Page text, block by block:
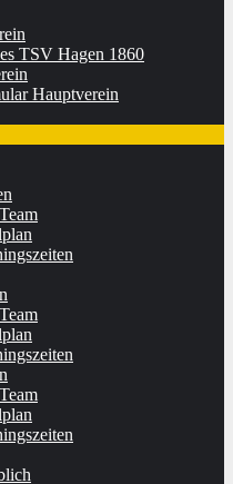
TSV Hagen 1860
Hauptverein